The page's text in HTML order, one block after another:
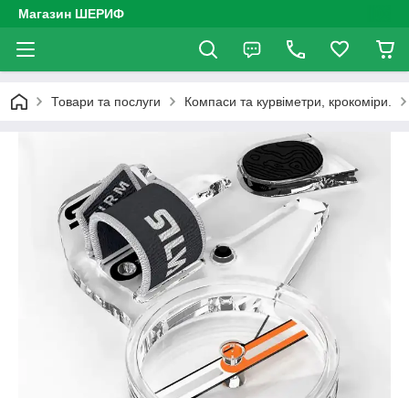
Магазин ШЕРИФ
Товари та послуги Компаси та курвіметри, крокоміри.